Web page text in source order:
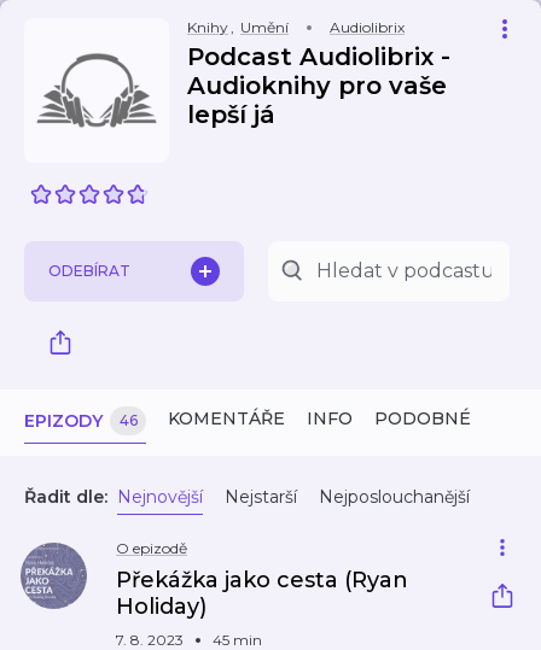
Knihy, Umění Audiolibrix
Podcast Audiolibrix -
Audioknihy pro vaše
lepší já
ODEBÍRAT
EPIZODY 46 KOMENTÁŘE INFO PODOBNÉ
Řadit dle: Nejnovější Nejstarší Nejposlouchanější
O epizodě
Překážka jako cesta (Ryan
Holiday)
7. 8. 2023 45 min